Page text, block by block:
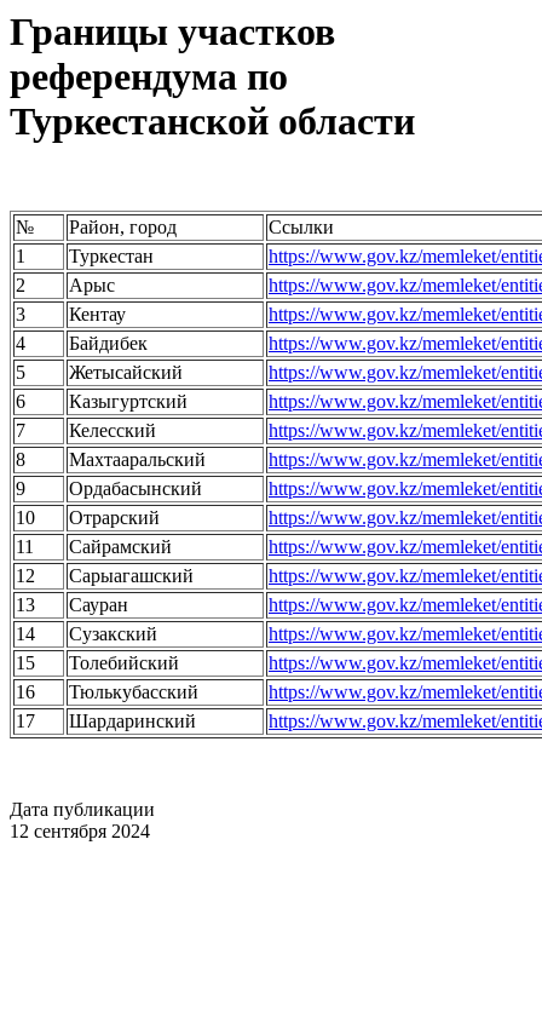
Границы участков
референдума по
Туркестанской области
№ Район, город
Ссылки
1
Туркестан
https://www.gov.kz/memleket/
2
Арыс
https://www.gov.kz/memleket/
3
Кентау
https://www.gov.kz/memleket/
4
Байдибек
https://www.gov.kz/memleket/
5
Жетысайский
https://www.gov.kz/memleket/
6
Казыгуртский
https://www.gov.kz/memleket/
7
Келесский
https://www.gov.kz/memleket/
8
Махтааральский
https://www.gov.kz/memleket/
9
Ордабасынский
https://www.gov.kz/memleket/
10
Отрарский
https://www.gov.kz/memleket/
11
Сайрамский
https://www.gov.kz/memleket/
12
Сарыагашский
https://www.gov.kz/memleket/
13
Сауран
https://www.gov.kz/memleket/
14
Сузакский
https://www.gov.kz/memleket/
15
Толебийский
https://www.gov.kz/memleket/
16
Тюлькубасский
https://www.gov.kz/memleket/
17
Шардаринский https://www.gov.kz/memleket/
Дата публикации
12 сентября 2024